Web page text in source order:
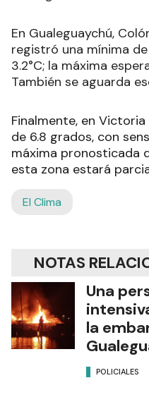
En Gualeguaychú,
registró una mínima
3.2°C; la máxima
También se aguarda
Finalmente, en
de 6.8 grados, con
máxima pronosticada
esta zona estará
El Clima
NOTAS
Una
la
POLICIALES